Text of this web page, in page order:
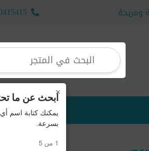
ومريحة
×ابحث عن ما
يمكنك كتابة اسم أي
بسرعة.
1 من 5